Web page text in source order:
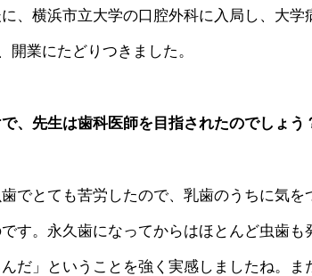
、横浜市立大学の口腔外科に入局し、大学
開業にたどりつきました。
、先生は歯科医師を目指されたのでしょう
でとても苦労したので、乳歯のうちに気を
す。永久歯になってからはほとんど虫歯も
だ」ということを強く実感しましたね。ま